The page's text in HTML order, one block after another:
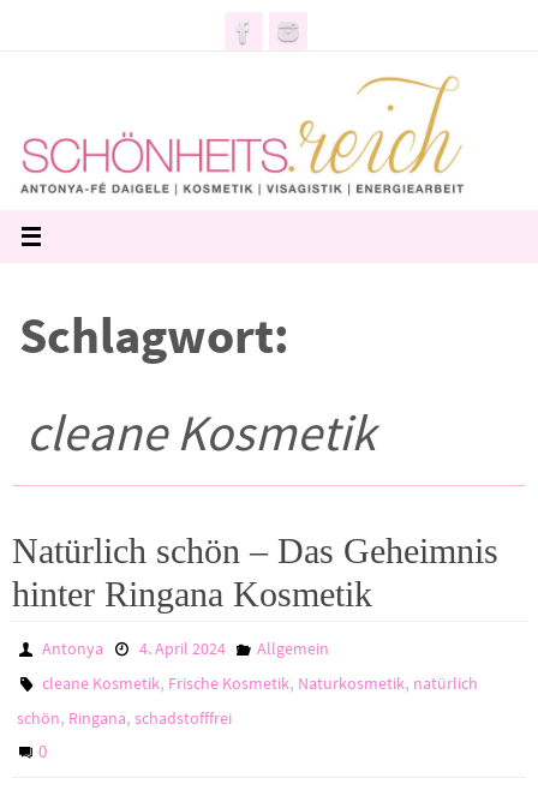
Schlagwort:
cleane Kosmetik
Natürlich schön – Das Geheimnis
hinter Ringana Kosmetik
Antonya 4. April 2024
Allgemein
cleane Kosmetik, Frische Kosmetik, Naturkosmetik, natürlich
schön, Ringana, schadstofffrei
0